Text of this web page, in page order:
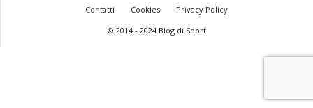
Contatti Cookies
Privacy Policy
© 2014 - 2024 Blog di Sport